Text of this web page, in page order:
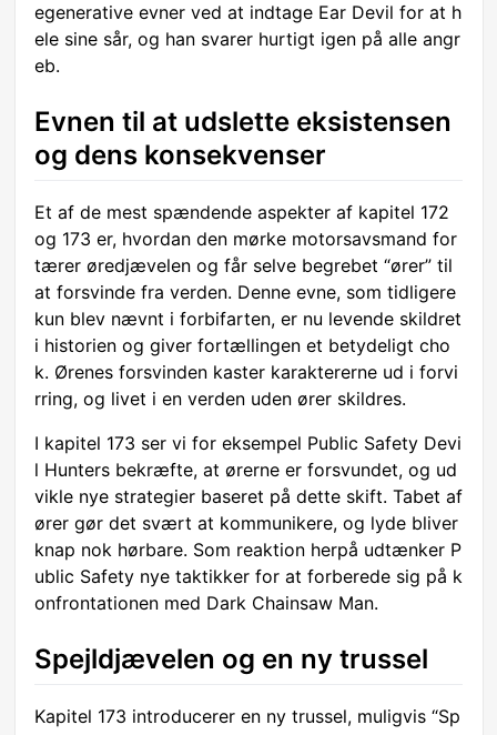
egenerative evner ved at indtage Ear Devil for at h
ele sine sår, og han svarer hurtigt igen på alle angr
eb.
Evnen til at udslette eksistensen
og dens konsekvenser
Et af de mest spændende aspekter af kapitel 172
og 173 er, hvordan den mørke motorsavsmand for
tærer øredjævelen og får selve begrebet “ører” til
at forsvinde fra verden. Denne evne, som tidligere
kun blev nævnt i forbifarten, er nu levende skildret
i historien og giver fortællingen et betydeligt cho
k. Ørenes forsvinden kaster karaktererne ud i forvi
rring, og livet i en verden uden ører skildres.
I kapitel 173 ser vi for eksempel Public Safety Devi
l Hunters bekræfte, at ørerne er forsvundet, og ud
vikle nye strategier baseret på dette skift. Tabet af
ører gør det svært at kommunikere, og lyde bliver
knap nok hørbare. Som reaktion herpå udtænker P
ublic Safety nye taktikker for at forberede sig på k
onfrontationen med Dark Chainsaw Man.
Spejldjævelen og en ny trussel
Kapitel 173 introducerer en ny trussel, muligvis “Sp